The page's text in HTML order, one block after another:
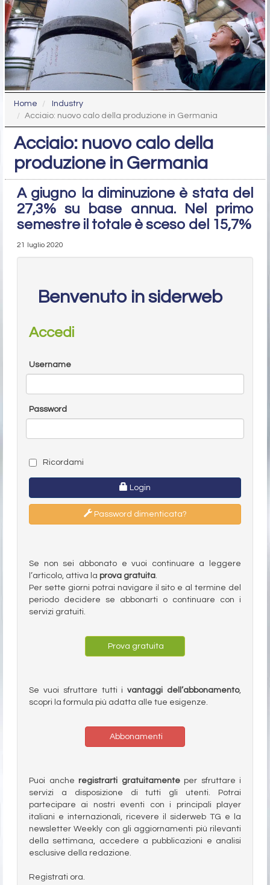
Home
Industry
Acciaio: nuovo calo della produzione in Germania
Acciaio: nuovo calo della
produzione in Germania
A giugno la diminuzione è stata del
27,3% su base annua. Nel primo
semestre il totale è sceso del 15,7%
21 luglio 2020
Benvenuto in siderweb
Accedi
Username
Password
Ricordami
Login
Password dimenticata?
Se non sei abbonato e vuoi continuare a leggere
l’articolo, attiva la prova gratuita.
Per sette giorni potrai navigare il sito e al termine del
periodo decidere se abbonarti o continuare con i
servizi gratuiti.
Prova gratuita
Se vuoi sfruttare tutti ivantaggi dell’abbonamento,
scopri la formula più adatta alle tue esigenze.
Abbonamenti
Puoi anche registrarti gratuitamenteper sfruttare i
servizi a disposizione di tutti gli utenti. Potrai
partecipare ai nostri eventi con i principali player
italiani e internazionali, ricevere il siderweb TG e la
newsletter Weekly con gli aggiornamenti più rilevanti
della settimana, accedere a pubblicazioni e analisi
esclusive della redazione.
Registrati ora.